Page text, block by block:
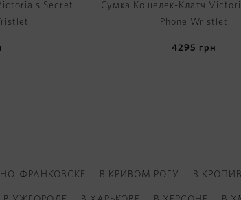
Secret
Сумка Кошелек-Клатч
Phone Wristlet
4295 грн
ФРАНКОВСКЕ В КРИВОМ РОГУ В